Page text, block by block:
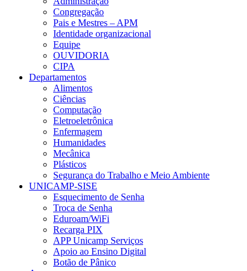
Congregação
Pais e Mestres – APM
Identidade organizacional
Equipe
OUVIDORIA
CIPA
Departamentos
Alimentos
Ciências
Computação
Eletroeletrônica
Enfermagem
Humanidades
Mecânica
Plásticos
Segurança do Trabalho e Meio Ambiente
UNICAMP-SISE
Esquecimento de Senha
Troca de Senha
Eduroam/WiFi
Recarga PIX
APP Unicamp Serviços
Apoio ao Ensino Digital
Botão de Pânico